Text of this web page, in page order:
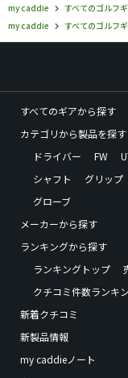
my caddie すべてのゴルフ
my caddie
すべてのゴルフ
すべてのギアから探す
カテゴリから製品を探す
ドライバー
FW
シャフト
グリップ
グローブ
メーカーから探す
ランキングから探す
ランキングトップ
クチコミ件数ランキ
新着クチコミ
新製品情報
my caddieノート